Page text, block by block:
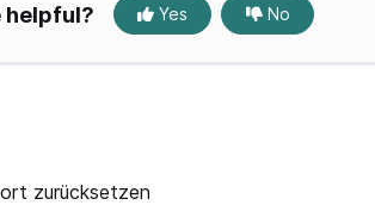
helpful? Yes No
zurücksetzen